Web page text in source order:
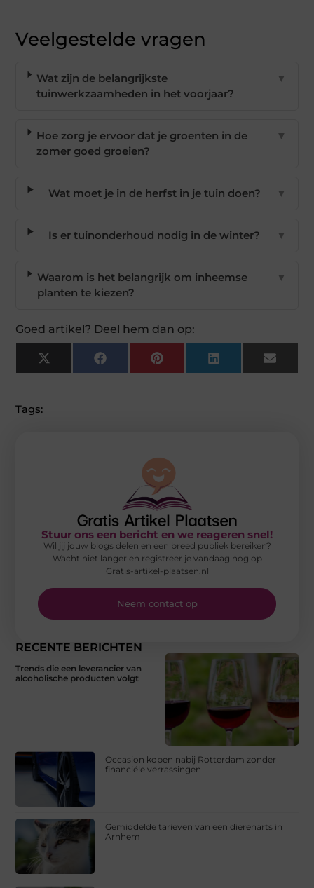
Veelgestelde vragen
Wat zijn de belangrijkste
tuinwerkzaamheden in het voorjaar?
▼
Hoe zorg je ervoor dat je groenten in de
zomer goed groeien?
▼
Wat moet je in de herfst in je tuin doen? ▼
Is er tuinonderhoud nodig in de winter? ▼
Waarom is het belangrijk om inheemse
planten te kiezen?
▼
Goed artikel? Deel hem dan op:
X
(Twitter)
FacebookPinterest LinkedIn Email
Tags:
RECENTE BERICHTEN
Trends die een leverancier van
alcoholische producten volgt
Occasion kopen nabij Rotterdam zonder
financiële verrassingen
Gemiddelde tarieven van een dierenarts in
Arnhem
Stuur ons een bericht en we reageren snel!
Wil jij jouw blogs delen en een breed publiek bereiken?
Wacht niet langer en registreer je vandaag nog op
Gratis-artikel-plaatsen.nl
Neem contact op